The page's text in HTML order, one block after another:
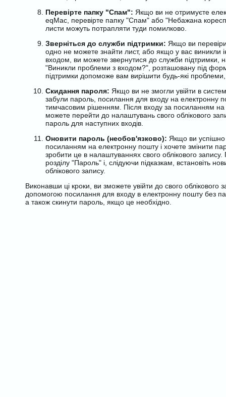
Перевірте папку "Спам": Якщо ви не отримуєте
eqMac, перевірте папку "Спам" або "Небажана
листи можуть потрапляти туди помилково.
Зверніться до служби підтримки: Якщо ви
одно не можете знайти лист, або якщо у вас виникли
входом, ви можете звернутися до служби підтримки,
"Виникли проблеми з входом?", розташовану під
підтримки допоможе вам вирішити будь-які
Скидання пароля: Якщо ви не змогли увійти в
забули пароль, посилання для входу на електронну
тимчасовим рішенням. Після входу за посиланням
можете перейти до налаштувань свого облікового
пароль для наступних входів.
Оновити пароль (необов'язково): Якщо ви успішно
посиланням на електронну пошту і хочете змінити
зробити це в налаштуваннях свого облікового
розділу "Пароль" і, слідуючи підказкам, встановіть
облікового запису.
Виконавши ці кроки, ви зможете увійти до свого облікового
допомогою посилання для входу в електронну пошту без
а також скинути пароль, якщо це необхідно.